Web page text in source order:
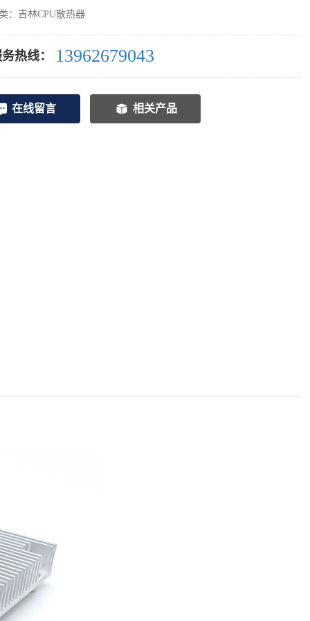
： 吉林CPU散热器
热线： 13962679043
在线留言 相关产品